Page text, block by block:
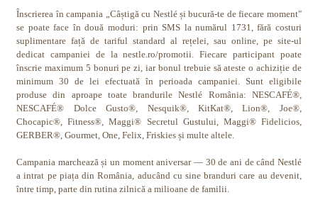
Înscrierea în campania „Câștigă cu Nestlé și bucură-te de fiecare moment"
se poate face în două moduri: prin SMS la numărul 1731, fără costuri
suplimentare față de tariful standard al rețelei, sau online, pe site-ul
dedicat campaniei de la nestle.ro/promotii. Fiecare participant poate
înscrie maximum 5 bonuri pe zi, iar bonul trebuie să ateste o achiziție de
minimum 30 de lei efectuată în perioada campaniei. Sunt eligibile
produse din aproape toate brandurile Nestlé România: NESCAFÉ®,
NESCAFÉ® Dolce Gusto®, Nesquik®, KitKat®, Lion®, Joe®,
Chocapic®, Fitness®, Maggi® Secretul Gustului, Maggi® Fidelicios,
GERBER®, Gourmet, One, Felix, Friskies și multe altele.
Campania marchează și un moment aniversar — 30 de ani de când Nestlé
a intrat pe piața din România, aducând cu sine branduri care au devenit,
între timp, parte din rutina zilnică a milioane de familii.